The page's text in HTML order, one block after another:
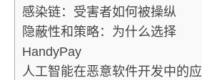
感染链：受害者如何被操纵
隐蔽性和策略：为什么选择
HandyPay
人工智能在恶意软件开发中的应